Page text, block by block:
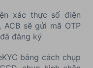
xác thực số điện
sẽ gửi mã OTP
đăng ký
bằng cách chụp